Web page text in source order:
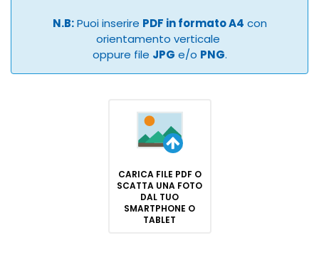
N.B:Puoi inserire PDF in formato A4 con
orientamento verticale
oppure file JPG e/o PNG.
CARICA FILE PDF O
SCATTA UNA FOTO
DAL TUO
SMARTPHONE O
TABLET